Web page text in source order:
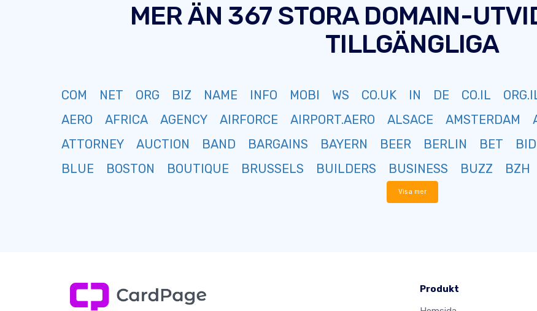
MER ÄN 367 STORA DOMAIN-
TILLGÄNGLIGA
COM NET ORG BIZ NAME INFO MOBI WS CO.UK IN DE CO.IL
AERO
AFRICA AGENCY AIRFORCE AIRPORT.AERO ALSACE AMSTERDAM
ATTORNEY
AUCTION BAND BARGAINS BAYERN BEER BERLIN BET BID
BLUE
BOSTON BOUTIQUE BRUSSELS BUILDERS BUSINESS BUZZ BZH
Visa mer
Produkt